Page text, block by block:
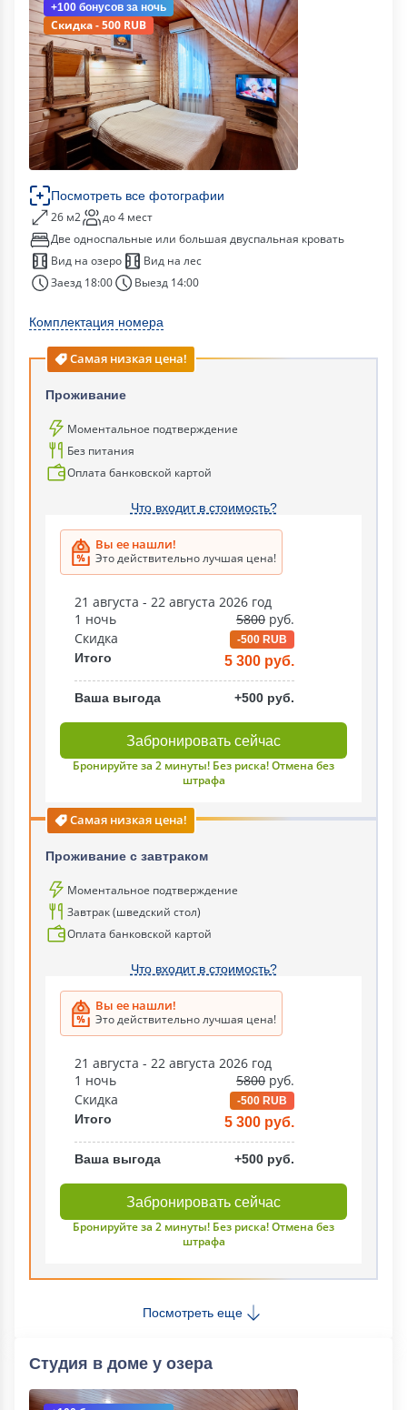
+100 бонусов за ночь
Скидка - 500 RUB
Посмотреть все фотографии
26 м2
до 4 мест
Две односпальные или большая двуспальная кровать
Вид на озеро
Вид на лес
Заезд 18:00
Выезд 14:00
Комплектация номера
Самая низкая цена!
Проживание
Моментальное подтверждение
Без питания
Оплата банковской картой
Что входит в стоимость?
Вы ее нашли!
Это действительно лучшая цена!
21 августа - 22 августа 2026 год
1 ночь
5800 руб.
Скидка
-500 RUB
Итого 5 300 руб.
Ваша выгода +500 руб.
Забронировать сейчас
Бронируйте за 2 минуты! Без риска! Отмена без
штрафа
Самая низкая цена!
Проживание с завтраком
Моментальное подтверждение
Завтрак (шведский стол)
Оплата банковской картой
Что входит в стоимость?
Вы ее нашли!
Это действительно лучшая цена!
21 августа - 22 августа 2026 год
1 ночь
5800 руб.
Скидка
-500 RUB
Итого 5 300 руб.
Ваша выгода +500 руб.
Забронировать сейчас
Бронируйте за 2 минуты! Без риска! Отмена без
штрафа
Посмотреть еще
Студия в доме у озера